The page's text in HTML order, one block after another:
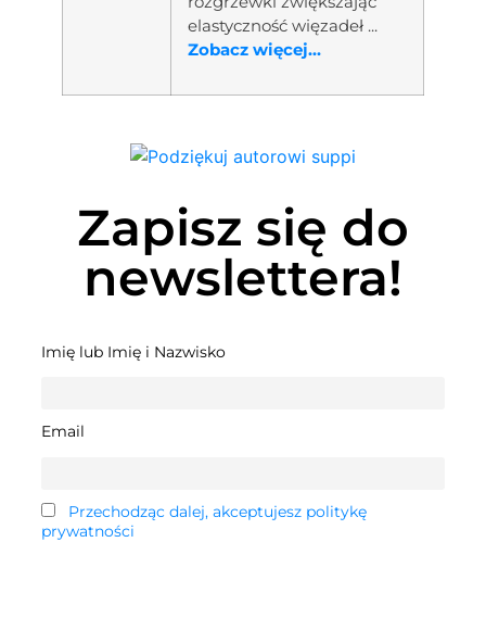
elastyczność więzadeł ...
Zobacz więcej...
Zapisz się do
newslettera!
Imię lub Imię i Nazwisko
Email
Przechodząc dalej, akceptujesz politykę
prywatności